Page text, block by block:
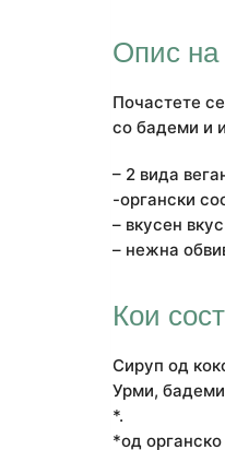
Опис на
Почастете
со бадеми и
– 2 вида
-органски
– вкусен
– нежна
Кои
Сируп од
Урми, бадеми
*.
*од органско